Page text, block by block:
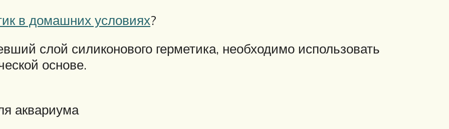
в домашних условиях?
слой силиконового герметика, необходимо использовать
основе.
аквариума